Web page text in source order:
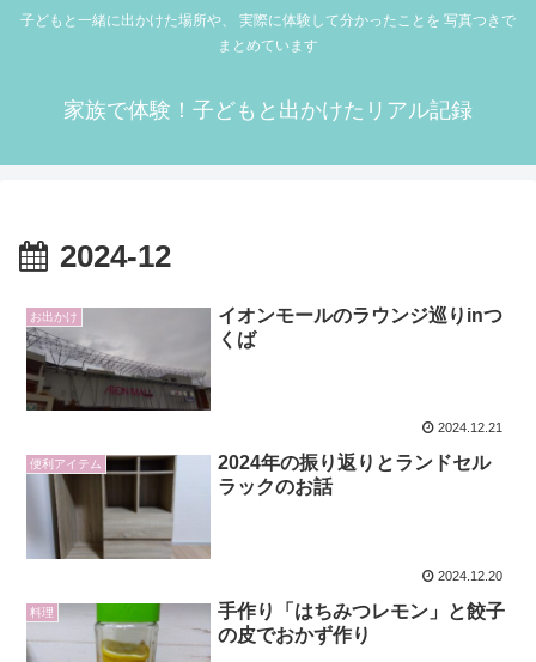
子どもと一緒に出かけた場所や、 実際に体験して分かったことを 写真つきで
まとめています
家族で体験！子どもと出かけたリアル記録
2024-12
お出かけ
イオンモールのラウンジ巡りinつ
くば
2024.12.21
便利アイテム
2024年の振り返りとランドセル
ラックのお話
2024.12.20
料理
手作り「はちみつレモン」と餃子
の皮でおかず作り